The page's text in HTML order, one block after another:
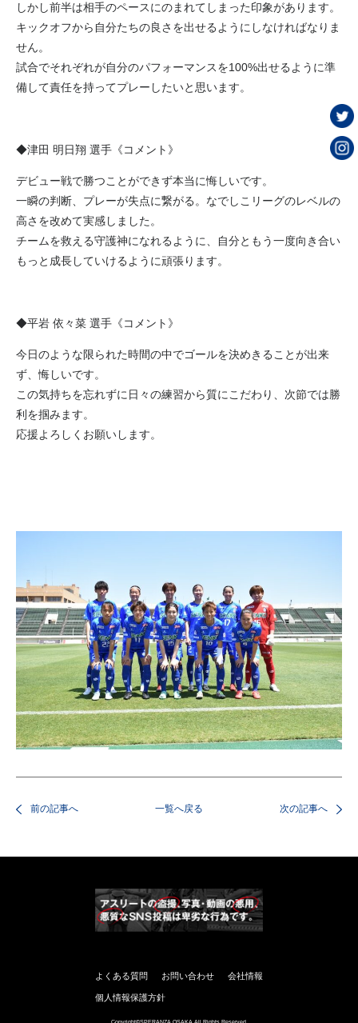
しかし前半は相手のペースにのまれてしまった印象があります。
キックオフから自分たちの良さを出せるようにしなければなりま
せん。
試合でそれぞれが自分のパフォーマンスを100%出せるように準
備して責任を持ってプレーしたいと思います。
◆津田 明日翔 選手《コメント》
デビュー戦で勝つことができず本当に悔しいです。
一瞬の判断、プレーが失点に繋がる。なでしこリーグのレベルの
高さを改めて実感しました。
チームを救える守護神になれるように、自分ともう一度向き合い
もっと成長していけるように頑張ります。
◆平岩 依々菜 選手《コメント》
今日のような限られた時間の中でゴールを決めきることが出来
ず、悔しいです。
この気持ちを忘れずに日々の練習から質にこだわり、次節では勝
利を掴みます。
応援よろしくお願いします。
前の記事へ 一覧へ戻る 次の記事へ
よくある質問 お問い合わせ 会社情報
個人情報保護方針
Copyright©SPERANZA OSAKA All Rights Reserved.